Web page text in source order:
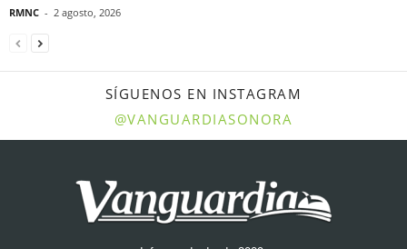
RMNC - 2 agosto, 2026
SÍGUENOS EN INSTAGRAM
@VANGUARDIASONORA